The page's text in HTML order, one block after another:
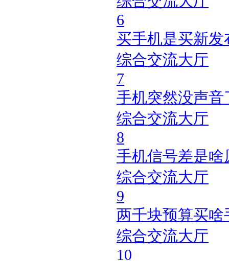
6
买手机是买新
综合交流大厅
7
手机突然没声
综合交流大厅
8
手机信号差是
综合交流大厅
9
两千块预算买
综合交流大厅
10